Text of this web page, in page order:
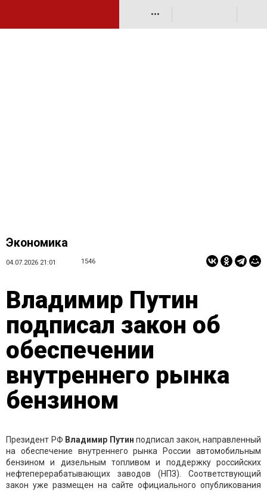
•••
Экономика
04.07.2026 21:01 1546
Владимир Путин
подписал закон об
обеспечении
внутреннего рынка
бензином
Президент РФ Владимир Путин подписал закон, направленный
на обеспечение внутреннего рынка России автомобильным
бензином и дизельным топливом и поддержку российских
нефтеперерабатывающих заводов (НПЗ). Соответствующий
закон уже размещен на сайте официального опубликования